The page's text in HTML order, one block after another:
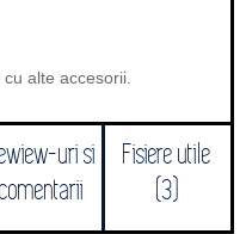
alte accesorii.
uri si
comentarii
Fisiere utile
(3)